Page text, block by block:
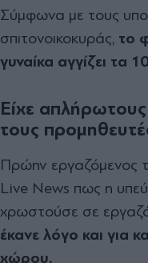
Σύμφωνα με τους
σπιτονοικοκυράς, το
γυναίκα αγγίζει τα
Είχε
τους
Πρώην εργαζόμενος
Live News πως η
χρωστούσε σε
έκανε λόγο και για
χώρου.